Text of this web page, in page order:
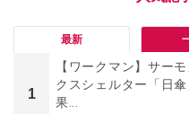
最新
1
【ワークマン】サー
クスシェルター「日
果...